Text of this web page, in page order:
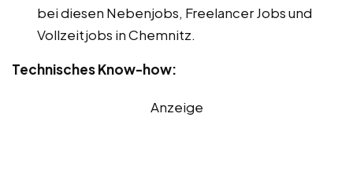
bei diesen Nebenjobs, Freelancer Jobs und
Vollzeitjobs in Chemnitz.
Technisches Know-how:
Anzeige